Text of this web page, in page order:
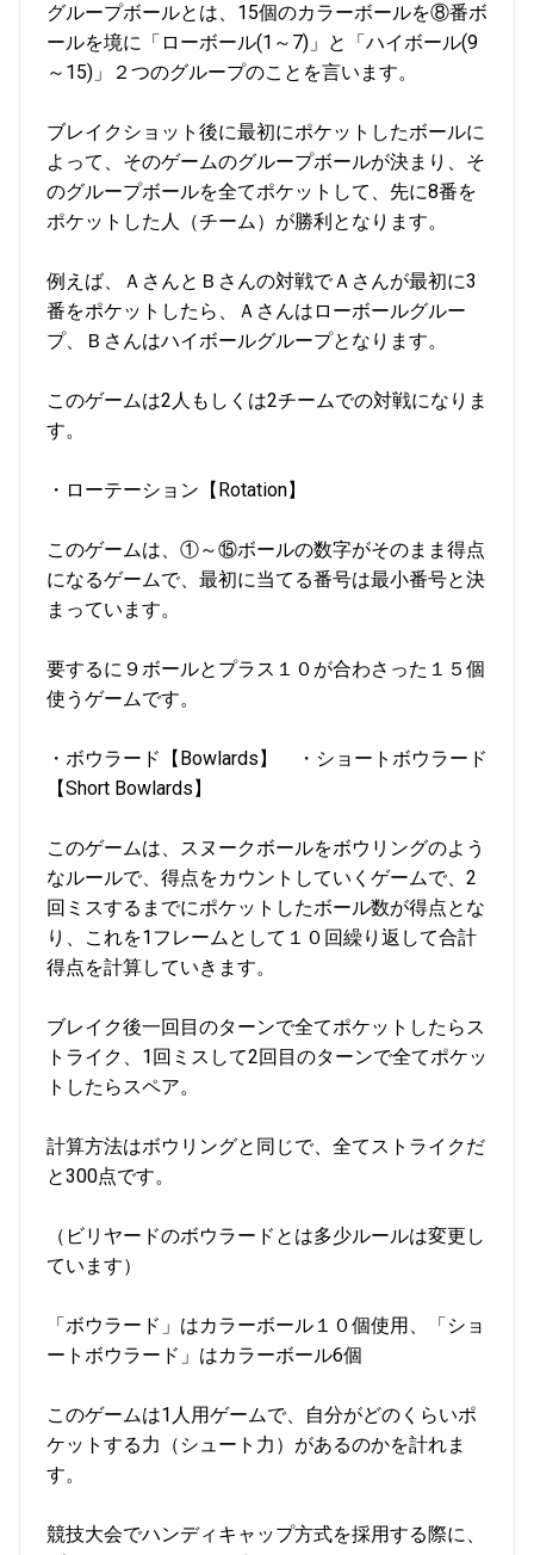
グループボールとは、15個のカラーボールを⑧番ボ
ールを境に「ローボール(1～7)」と「ハイボール(9
～15)」２つのグループのことを言います。
ブレイクショット後に最初にポケットしたボールに
よって、そのゲームのグループボールが決まり、そ
のグループボールを全てポケットして、先に8番を
ポケットした人（チーム）が勝利となります。
例えば、ＡさんとＢさんの対戦でＡさんが最初に3
番をポケットしたら、Ａさんはローボールグルー
プ、Ｂさんはハイボールグループとなります。
このゲームは2人もしくは2チームでの対戦になりま
す。
・ローテーション【Rotation】
このゲームは、①～⑮ボールの数字がそのまま得点
になるゲームで、最初に当てる番号は最小番号と決
まっています。
要するに９ボールとプラス１０が合わさった１５個
使うゲームです。
・ボウラード【Bowlards】 ・ショートボウラード
【Short Bowlards】
このゲームは、スヌークボールをボウリングのよう
なルールで、得点をカウントしていくゲームで、2
回ミスするまでにポケットしたボール数が得点とな
り、これを1フレームとして１０回繰り返して合計
得点を計算していきます。
ブレイク後一回目のターンで全てポケットしたらス
トライク、1回ミスして2回目のターンで全てポケッ
トしたらスペア。
計算方法はボウリングと同じで、全てストライクだ
と300点です。
（ビリヤードのボウラードとは多少ルールは変更し
ています）
「ボウラード」はカラーボール１０個使用、「ショ
ートボウラード」はカラーボール6個
このゲームは1人用ゲームで、自分がどのくらいポ
ケットする力（シュート力）があるのかを計れま
す。
競技大会でハンディキャップ方式を採用する際に、